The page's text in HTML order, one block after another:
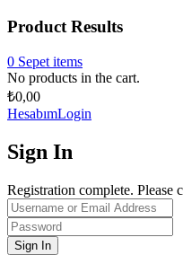
Product Results
0 Sepet items
No products in the cart.
₺0,00
HesabımLogin
Sign In
Registration complete. Please